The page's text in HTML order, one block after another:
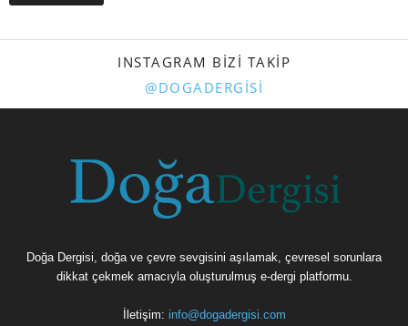
INSTAGRAM BIZI TAKIP
@DOGADERGISI
Doğa Dergisi, doğa ve çevre sevgisini aşılamak, çevresel sorunlara
dikkat çekmek amacıyla oluşturulmuş e-dergi platformu.
İletişim: info@dogadergisi.com